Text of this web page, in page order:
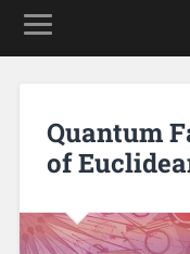
Quantum
of